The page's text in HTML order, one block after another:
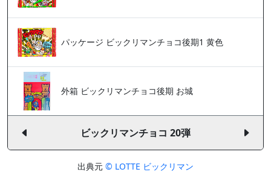
パッケージ ビックリマンチョコ後期1 黄色
外箱 ビックリマンチョコ後期 お城
ビックリマンチョコ 20弾
出典元 © LOTTE ビックリマン